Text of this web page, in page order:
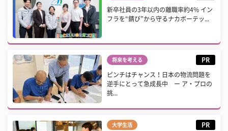
新卒社員の3年以内の離職率約4% イン
フラを“錆び”から守るナカボーテッ...
将来を考える PR
ピンチはチャンス！日本の物流問題を
逆手にとって急成長中 ー ア・プロの
挑...
大学生活 PR